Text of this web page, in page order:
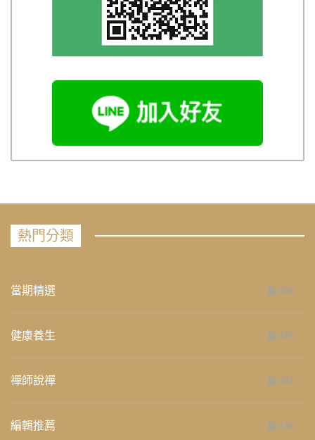
熱門分類
當期精選 658
健康養生 276
禪師說禪 267
編輯推薦 236